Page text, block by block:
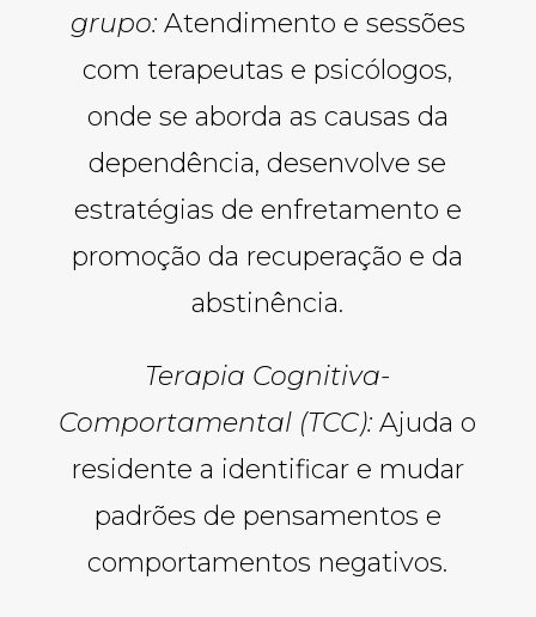
grupo:Atendimento e sessões
com terapeutas e psicólogos,
onde se aborda as causas da
dependência, desenvolve se
estratégias de enfretamento e
promoção da recuperação e da
abstinência.
Terapia Cognitiva-
Comportamental (TCC): Ajuda o
residente a identificar e mudar
padrões de pensamentos e
comportamentos negativos.